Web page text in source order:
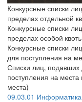
Конкурсные списки
пределах отдельной
Конкурсные списки
пределах особой
Конкурсные списки
для поступления на
Списки лиц,
поступления на
места)
09.03.01